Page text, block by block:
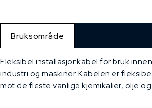
Bruksområde
Fleksibel installasjonkabel for bruk
industri og maskiner. Kabelen er
mot de fleste vanlige kjemikalier, olje